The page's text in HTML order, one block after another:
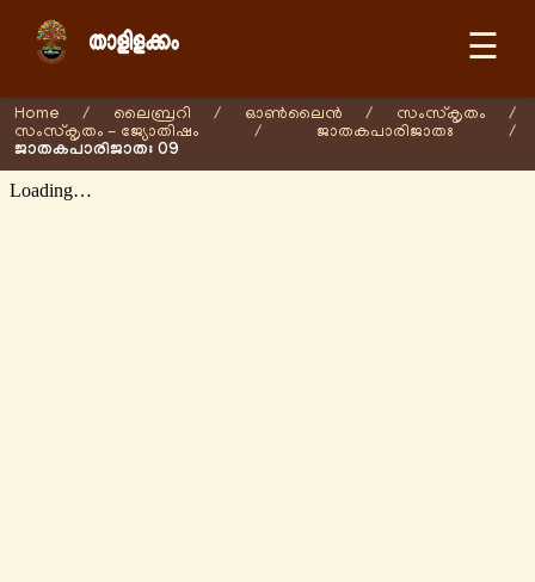
☰
Home / ലൈബ്രറി / ഓണ്‍ലൈന്‍ / സംസ്കൃതം
/
സംസ്കൃതം - ജ്യോതിഷം
/ ജാതകപാരിജാതഃ /
ജാതകപാരിജാതഃ 09